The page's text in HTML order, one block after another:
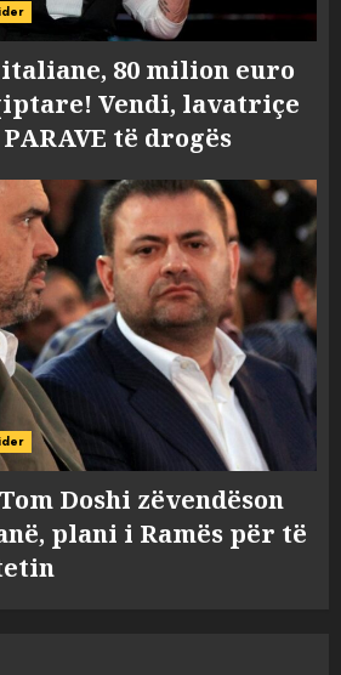
italiane, 80 milion euro
Vendi, lavatriçe
të drogës
Doshi zëvendëson
plani i Ramës për të